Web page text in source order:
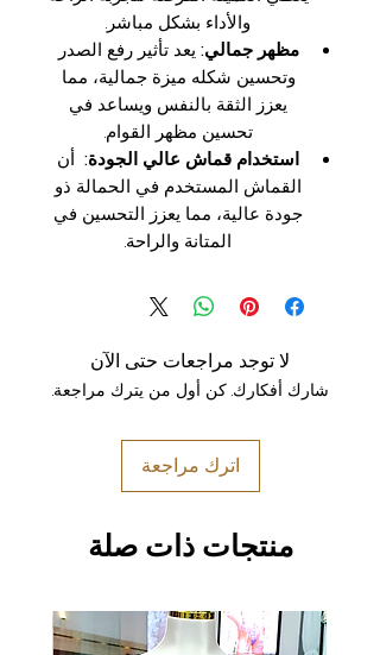
والأداء بشكل مباشر.
مظهر جمالي: يعد تأثير رفع الصدر
وتحسين شكله ميزة جمالية، مما
يعزز الثقة بالنفس ويساعد في
تحسين مظهر القوام.
استخدام قماش عالي الجودة: أن
القماش المستخدم في الحمالة ذو
جودة عالية، مما يعزز التحسين في
المتانة والراحة.
لا توجد مراجعات حتى الآن
شارك أفكارك. كن أول من يترك مراجعة.
اترك مراجعة
منتجات ذات صلة